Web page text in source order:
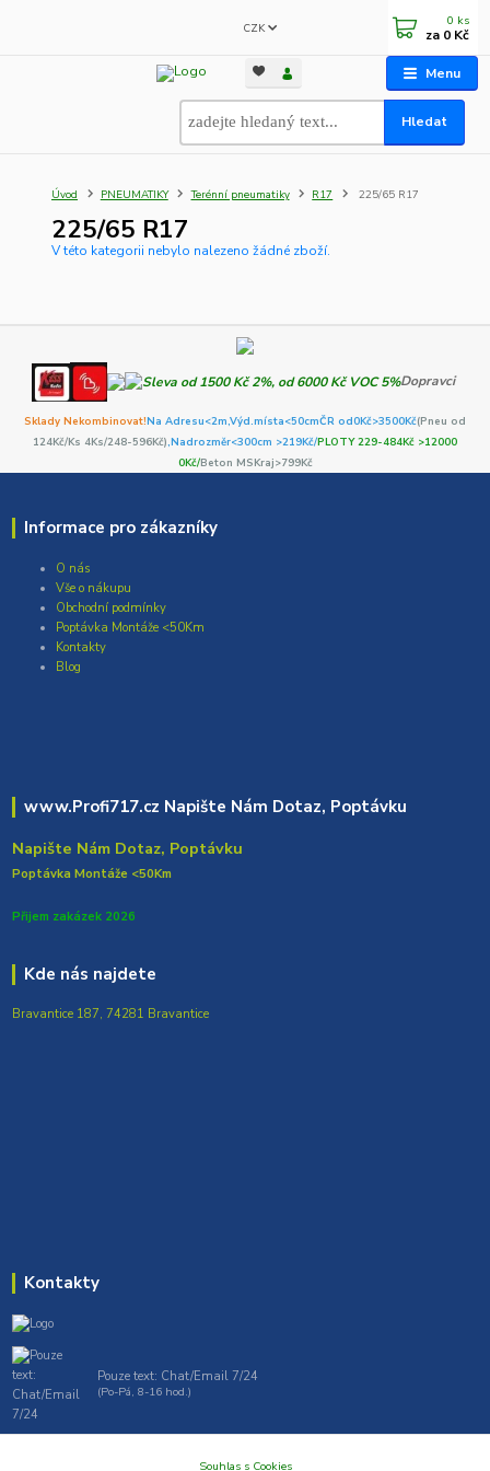
Menu
CZK
Hledat
0 ks
za 0 Kč
Úvod PNEUMATIKY Terénní pneumatiky R17 225/65 R17
225/65 R17
V této kategorii nebylo nalezeno žádné zboží.
Dopravci
Sklady Nekombinovat!Na Adresu<2m, Výd.místa<50cmČR od0Kč>3500Kč(Pneu od
124Kč/Ks 4Ks/248-596Kč) ,Nadrozměr<300cm >219Kč/PLOTY 229-484Kč >12000
0Kč/Beton MSKraj>799Kč
Informace pro zákazníky
O nás
Vše o nákupu
Obchodní podmínky
Poptávka Montáže <50Km
Kontakty
Blog
www.Profi717.cz Napište Nám Dotaz, Poptávku
Napište Nám Dotaz, Poptávku
Poptávka Montáže <50Km
Přijem zakázek 2026
Kde nás najdete
Bravantice 187, 74281 Bravantice
Kontakty
Pouze text: Chat/Email 7/24
(Po-Pá, 8-16 hod.)
Souhlas s Cookies